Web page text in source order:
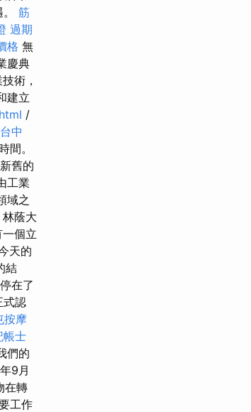
筋
過期
格 無
慶典
術，
建立
html /
台中
間。
舊的
工業
域之
蔭大
個立
天的
結
在了
式認
按摩
帳士
們的
9月
在轉
工作